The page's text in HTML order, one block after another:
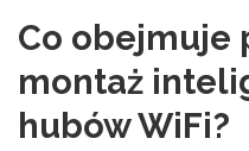
Co obejmuje
montaż
hubów WiFi?